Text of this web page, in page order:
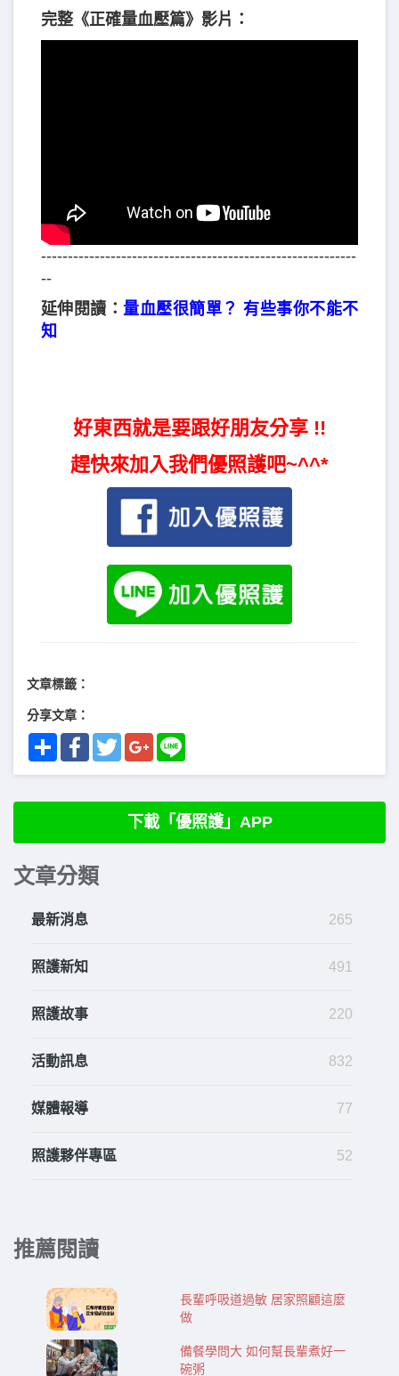
完整《正確量血壓篇》影片：
-----------------------------------------------------------
--
延伸閱讀：量血壓很簡單？ 有些事你不能不
知
好東西就是要跟好朋友分享 !!
趕快來加入我們優照護吧~^^*
文章標籤：
分享文章：
Share FacebookTwitterGoogle+
下載「優照護」APP
文章分類
最新消息 265
照護新知 491
照護故事 220
活動訊息 832
媒體報導 77
照護夥伴專區 52
推薦閱讀
長輩呼吸道過敏 居家照顧這麼
做
備餐學問大 如何幫長輩煮好一
碗粥